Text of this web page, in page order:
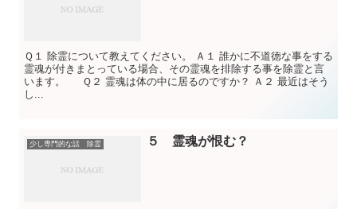
Ｑ１ 除霊について教えてください。 Ａ１ 誰かに不道徳な事をする
霊魂が付きまとっている場合、その霊魂を排除する事を除霊と言
います。 Ｑ２ 霊魂は体の中に居るのですか？ Ａ２ 最近はそう
し...
少し専門的な話 除霊 ５ 霊魂が恨む？